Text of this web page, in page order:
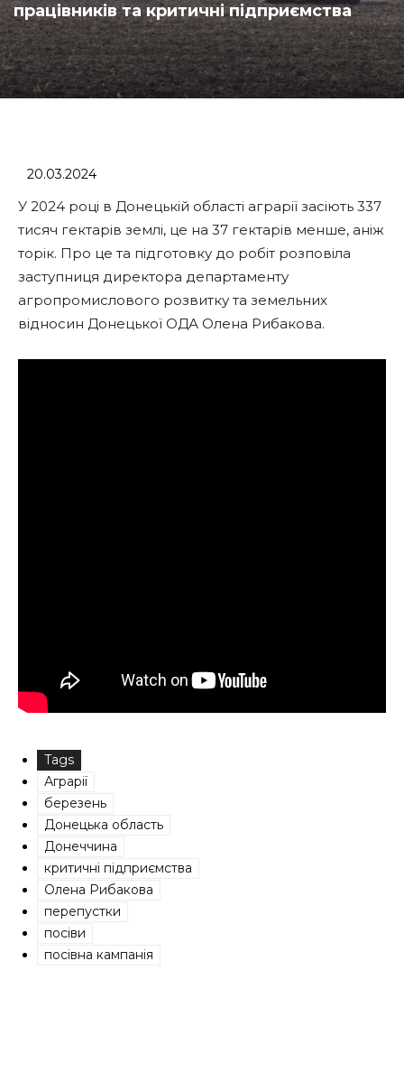
працівників та критичні підприємства
20.03.2024
У 2024 році в Донецькій області аграрії засіють 337
тисяч гектарів землі, це на 37 гектарів менше, аніж
торік. Про це та підготовку до робіт розповіла
заступниця директора департаменту
агропромислового розвитку та земельних
відносин Донецької ОДА Олена Рибакова.
Tags
Аграрії
березень
Донецька область
Донеччина
критичні підприємства
Олена Рибакова
перепустки
посіви
посівна кампанія